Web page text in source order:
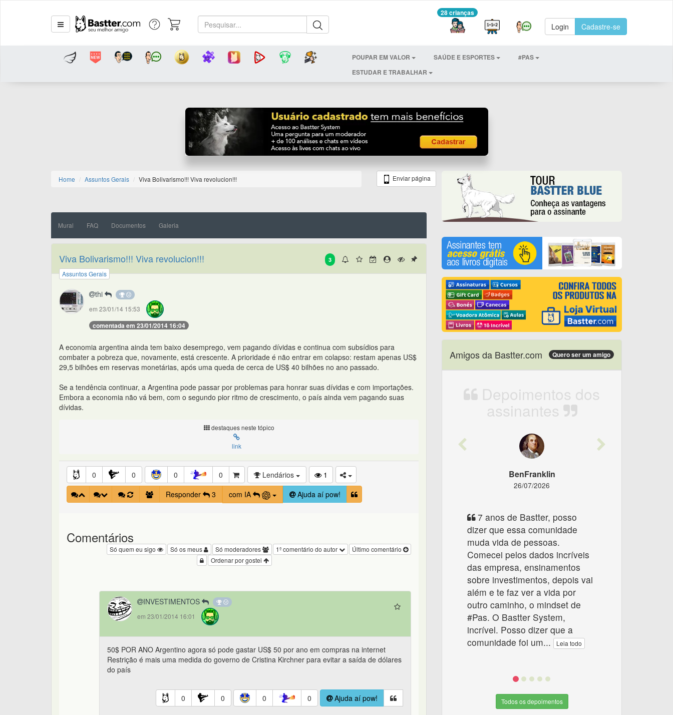
28 crianças
Login Cadastre-se
POUPAR EM VALOR SAÚDE E ESPORTES
#PAS
ESTUDAR E TRABALHAR
Home Assuntos Gerais Viva Bolivarismo!!! Viva revolucion!!! Enviar página
Mural FAQ Documentos Galeria
3
Viva Bolivarismo!!! Viva revolucion!!!
Assuntos Gerais
thi
em 23/01/14 15:53
comentada em 23/01/2014 16:04
A economia argentina ainda tem baixo desemprego, vem pagando dívidas e continua com subsídios para
combater a pobreza que, novamente, está crescente. A prioridade é não entrar em colapso: restam apenas US$
29,5 bilhões em reservas monetárias, após uma queda de cerca de US$ 40 bilhões no ano passado.
Se a tendência continuar, a Argentina pode passar por problemas para honrar suas dívidas e com importações.
Embora a economia não vá bem, com o segundo pior ritmo de crescimento, o país ainda vem pagando suas
dívidas.
destaques neste tópico
link
0 0 0 0 Lendários
1
Responder
3 com IA Ajuda aí pow!
Comentários
Último comentário
1º comentário do autor
Só moderadores
Só os meus
Só quem eu sigo
Ordenar por gostei
INVESTIMENTOS
em 23/01/2014 16:01
50$ POR ANO Argentino agora só pode gastar US$ 50 por ano em compras na internet
Restrição é mais uma medida do governo de Cristina Kirchner para evitar a saída de dólares
do país
0 0 0 0 Ajuda aí pow!
Amigos da Bastter.com Quero ser um amigo
Depoimentos dos
assinantes
Previous
BenFranklin
26/07/2026
7 anos de Bastter, posso
dizer que essa comunidade
muda vida de pessoas.
Comecei pelos dados incríveis
das empresa, ensinamentos
sobre investimentos, depois vai
além e te faz ver a vida por
outro caminho, o mindset de
#Pas. O Bastter System,
incrível. Posso dizer que a
comunidade foi um... Leia todo
Todos os depoimentos